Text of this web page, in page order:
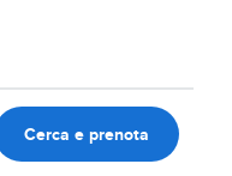
Cerca e prenota